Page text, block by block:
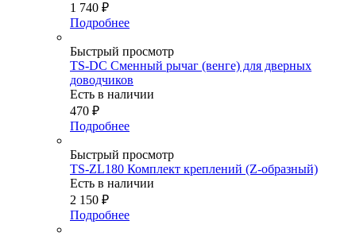
1 740 ₽
Подробнее
Быстрый просмотр
TS-DC Сменный рычаг (венге) для дверных
доводчиков
Есть в наличии
470 ₽
Подробнее
Быстрый просмотр
TS-ZL180 Комплект креплений (Z-образный)
Есть в наличии
2 150 ₽
Подробнее